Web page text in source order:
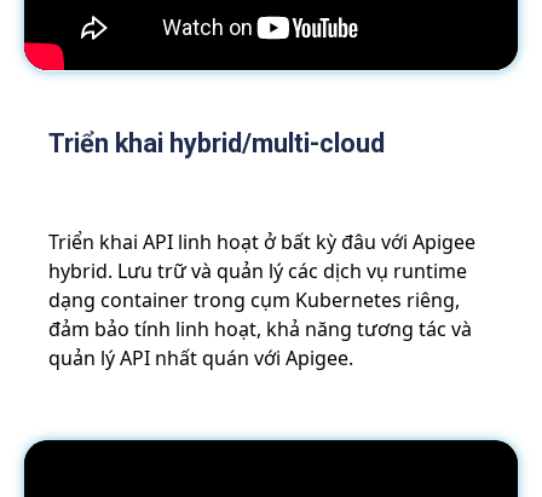
Triển khai hybrid/multi-cloud
Triển khai API linh hoạt ở bất kỳ đâu với Apigee
hybrid. Lưu trữ và quản lý các dịch vụ runtime
dạng container trong cụm Kubernetes riêng,
đảm bảo tính linh hoạt, khả năng tương tác và
quản lý API nhất quán với Apigee.